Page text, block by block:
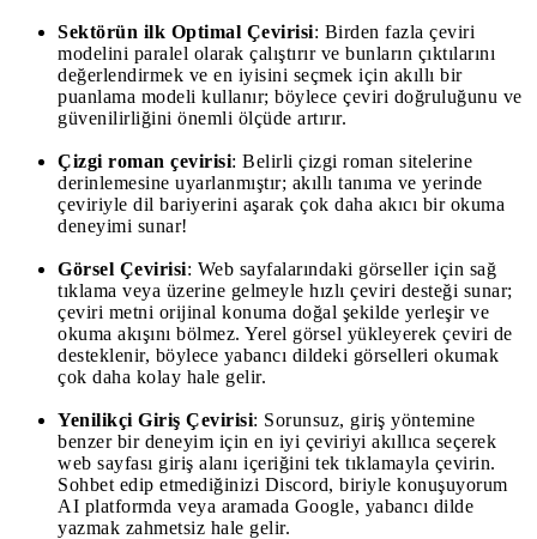
Sektörün ilk Optimal Çevirisi: Birden fazla çeviri
modelini paralel olarak çalıştırır ve bunların çıktılarını
değerlendirmek ve en iyisini seçmek için akıllı bir
puanlama modeli kullanır; böylece çeviri doğruluğunu ve
güvenilirliğini önemli ölçüde artırır.
Çizgi roman çevirisi: Belirli çizgi roman sitelerine
derinlemesine uyarlanmıştır; akıllı tanıma ve yerinde
çeviriyle dil bariyerini aşarak çok daha akıcı bir okuma
deneyimi sunar!
Görsel Çevirisi: Web sayfalarındaki görseller için sağ
tıklama veya üzerine gelmeyle hızlı çeviri desteği sunar;
çeviri metni orijinal konuma doğal şekilde yerleşir ve
okuma akışını bölmez. Yerel görsel yükleyerek çeviri de
desteklenir, böylece yabancı dildeki görselleri okumak
çok daha kolay hale gelir.
Yenilikçi Giriş Çevirisi: Sorunsuz, giriş yöntemine
benzer bir deneyim için en iyi çeviriyi akıllıca seçerek
web sayfası giriş alanı içeriğini tek tıklamayla çevirin.
Sohbet edip etmediğinizi Discord, biriyle konuşuyorum
AI platformda veya aramada Google, yabancı dilde
yazmak zahmetsiz hale gelir.